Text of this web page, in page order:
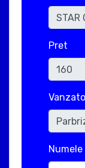
Pret
Numele